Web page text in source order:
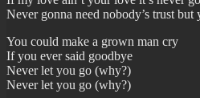
Never gonna need nobody’s trust but
You could make a grown man cry
If you ever said goodbye
Never let you go (why?)
Never let you go (why?)